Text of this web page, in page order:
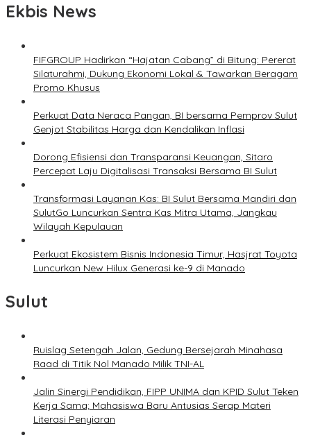
Ekbis News
FIFGROUP Hadirkan “Hajatan Cabang” di Bitung: Pererat
Silaturahmi, Dukung Ekonomi Lokal & Tawarkan Beragam
Promo Khusus
Perkuat Data Neraca Pangan, BI bersama Pemprov Sulut
Genjot Stabilitas Harga dan Kendalikan Inflasi
Dorong Efisiensi dan Transparansi Keuangan, Sitaro
Percepat Laju Digitalisasi Transaksi Bersama BI Sulut
Transformasi Layanan Kas: BI Sulut Bersama Mandiri dan
SulutGo Luncurkan Sentra Kas Mitra Utama, Jangkau
Wilayah Kepulauan
Perkuat Ekosistem Bisnis Indonesia Timur, Hasjrat Toyota
Luncurkan New Hilux Generasi ke-9 di Manado
Sulut
Ruislag Setengah Jalan, Gedung Bersejarah Minahasa
Raad di Titik Nol Manado Milik TNI-AL
Jalin Sinergi Pendidikan, FIPP UNIMA dan KPID Sulut Teken
Kerja Sama; Mahasiswa Baru Antusias Serap Materi
Literasi Penyiaran